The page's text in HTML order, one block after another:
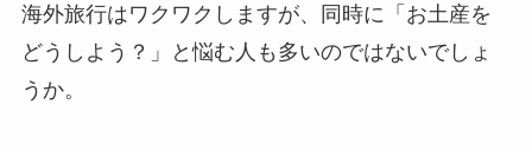
海外旅行はワクワクしますが、同時に「お土産を
どうしよう？」と悩む人も多いのではないでしょ
うか。